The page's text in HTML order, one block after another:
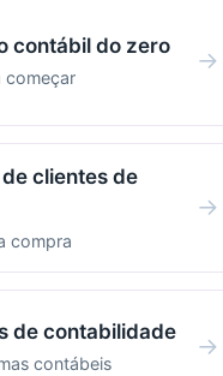
contábil do zero
começar
→
clientes de
compra
→
de contabilidade
contábeis
→